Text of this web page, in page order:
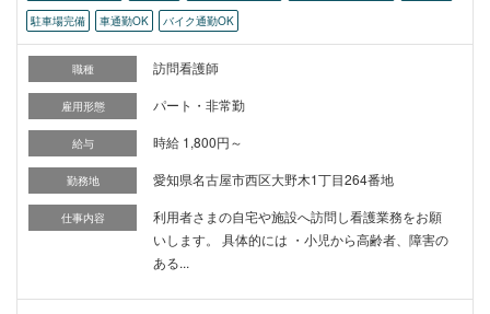
駐車場完備
車通勤OK バイク通勤OK
職種 訪問看護師
雇用形態 パート・非常勤
給与 時給 1,800円～
勤務地 愛知県名古屋市西区大野木1丁目264番地
仕事内容
利用者さまの自宅や施設へ訪問し看護業務をお願
いします。 具体的には ・小児から高齢者、障害の
ある...